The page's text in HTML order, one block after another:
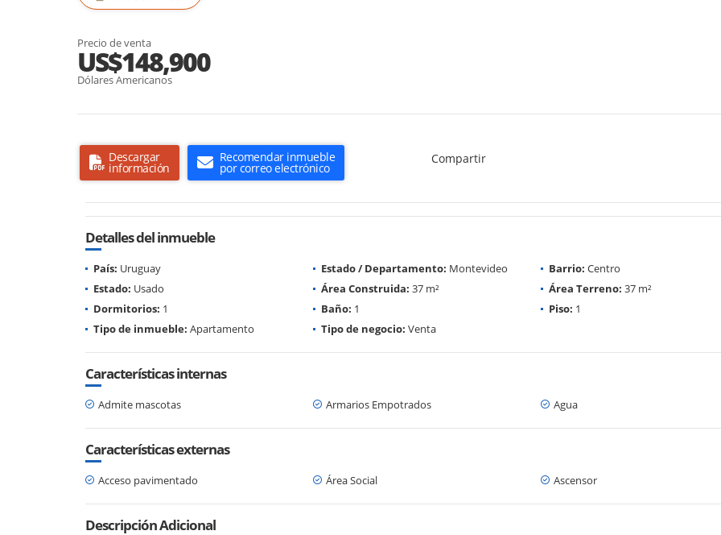
Precio de venta
US$148,900
Dólares Americanos
Descargar
información
Recomendar inmueble
por correo electrónico
Compartir
Detalles del inmueble
País: Uruguay Estado / Departamento: Montevideo Barrio: Centro
Estado: Usado Área Construida: 37 m² Área Terreno: 37 m²
Dormitorios: 1 Baño: 1 Piso: 1
Tipo de inmueble: Apartamento Tipo de negocio: Venta
Características internas
Admite mascotas Armarios Empotrados Agua
Características externas
Acceso pavimentado Área Social Ascensor
Descripción Adicional